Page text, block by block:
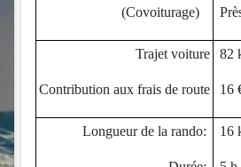
(Covoiturage)
Trajet voiture
Contribution aux frais de route
82
16
Longueur de la rando: 16